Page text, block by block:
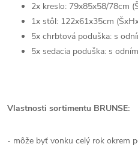
2x kreslo: 79x85x58/78cm
1x stôl: 122x61x35cm
5x chrbtová poduška: s
5x sedacia poduška: s
Vlastnosti sortimentu BRUNSE:
- môže byť vonku celý rok okrem